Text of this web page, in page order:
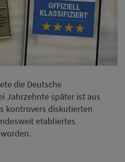
die Deutsche
Jahrzehnte später ist aus
kontrovers diskutierten
etabliertes